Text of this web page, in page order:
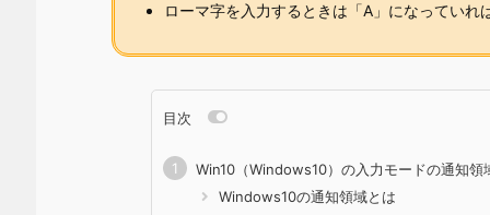
ローマ字を入力するときは「A」になっていれ
目次
Win10（Windows10）の入力モードの通知領
Windows10の通知領域とは